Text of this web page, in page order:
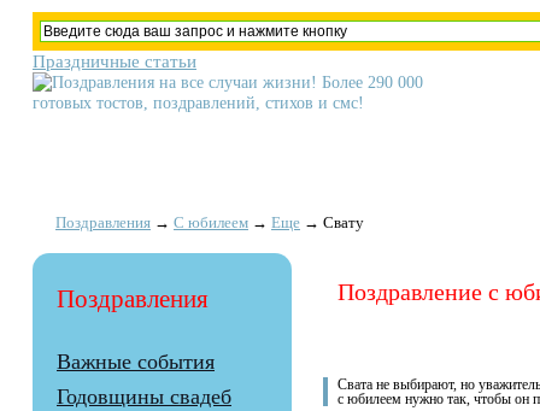
Праздничные статьи
Поздравления → С юбилеем → Еще → Свату
Поздравление с
Свата не выбирают, но
с юбилеем нужно так, чтобы он
Поздравления
Важные события
Годовщины свадеб